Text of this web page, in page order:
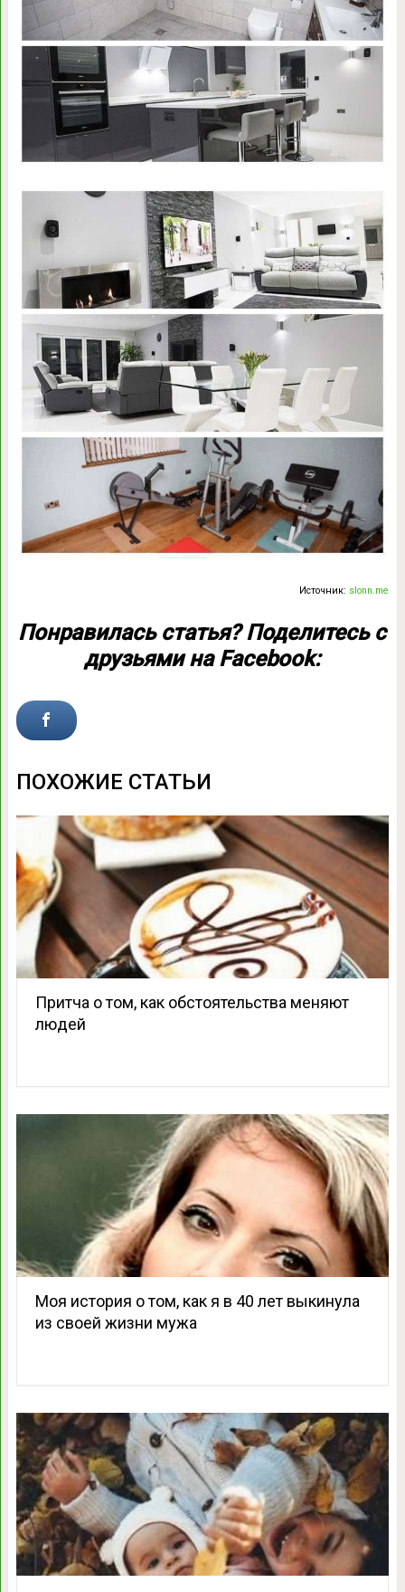
Источник: slonn.me
Понравилась статья? Поделитесь с
друзьями на Facebook:
ПОХОЖИЕ СТАТЬИ
Притча о том, как обстоятельства меняют
людей
Моя история о том, как я в 40 лет выкинула
из своей жизни мужа